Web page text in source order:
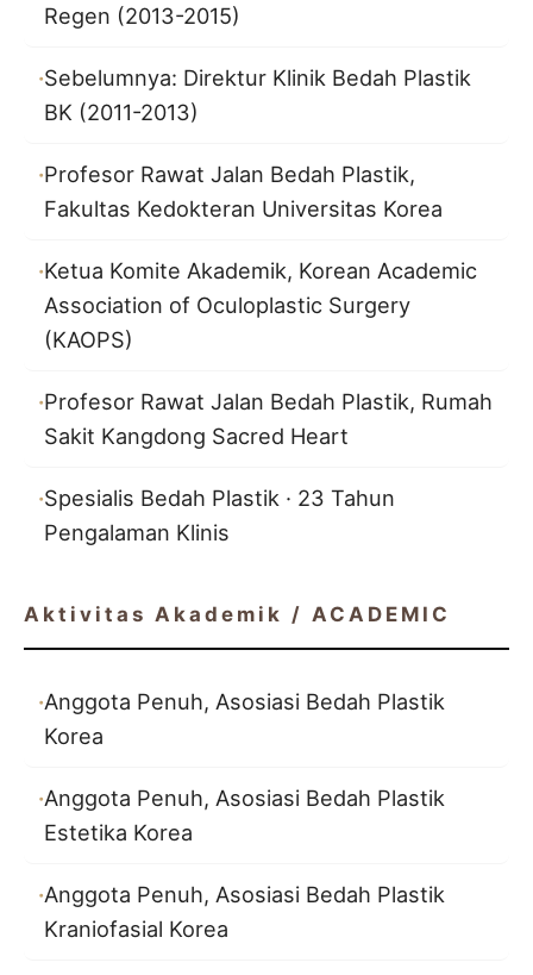
Regen (2013-2015)
Sebelumnya: Direktur Klinik Bedah Plastik
BK (2011-2013)
Profesor Rawat Jalan Bedah Plastik,
Fakultas Kedokteran Universitas Korea
Ketua Komite Akademik, Korean Academic
Association of Oculoplastic Surgery
(KAOPS)
Profesor Rawat Jalan Bedah Plastik, Rumah
Sakit Kangdong Sacred Heart
Spesialis Bedah Plastik · 23 Tahun
Pengalaman Klinis
Aktivitas Akademik / ACADEMIC
Anggota Penuh, Asosiasi Bedah Plastik
Korea
Anggota Penuh, Asosiasi Bedah Plastik
Estetika Korea
Anggota Penuh, Asosiasi Bedah Plastik
Kraniofasial Korea